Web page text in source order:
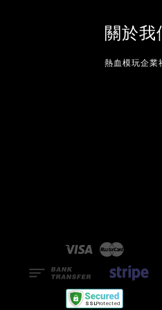
關於我
熱血模玩企業
Visa